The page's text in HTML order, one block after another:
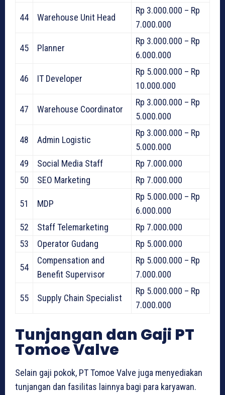
44 Warehouse Unit Head
Rp 3.000.000 – Rp
7.000.000
45 Planner
Rp 3.000.000 – Rp
6.000.000
46 IT Developer
Rp 5.000.000 – Rp
10.000.000
47 Warehouse Coordinator
Rp 3.000.000 – Rp
5.000.000
48 Admin Logistic
Rp 3.000.000 – Rp
5.000.000
49
Social Media Staff
Rp 7.000.000
50
SEO Marketing Rp 7.000.000
51 MDP
Rp 5.000.000 – Rp
6.000.000
52
Staff Telemarketing
Rp 7.000.000
53
Operator Gudang Rp 5.000.000
54
Compensation and
Benefit Supervisor
Rp 5.000.000 – Rp
7.000.000
55 Supply Chain Specialist
Rp 5.000.000 – Rp
7.000.000
Tunjangan dan Gaji PT
Tomoe Valve
Selain gaji pokok, PT Tomoe Valve juga menyediakan
tunjangan dan fasilitas lainnya bagi para karyawan.